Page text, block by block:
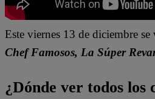
Este viernes 13 de diciembre
Chef Famosos, La Súper
¿Dónde ver todos los